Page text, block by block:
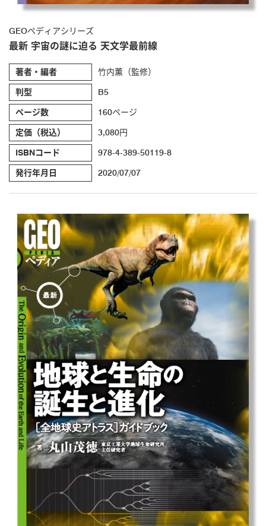
GEOペディアシリーズ
最新 宇宙の謎に迫る 天文学最前線
著者・編者 竹内薫（監修）
判型 B5
ページ数 160ページ
定価（税込） 3,080円
ISBNコード 978-4-389-50119-8
発行年月日 2020/07/07